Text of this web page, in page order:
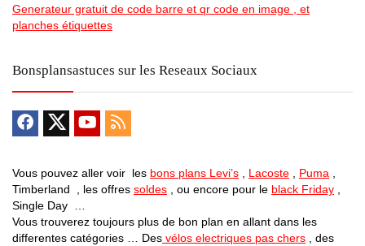
Generateur gratuit de code barre et qr code en image , et
planches étiquettes
Bonsplansastuces sur les Reseaux Sociaux
Vous pouvez aller voir les bons plans Levi’s Lacoste Puma
Timberland , les offres soldes , ou encore pour le black Friday
Single Day …
Vous trouverez toujours plus de bon plan en allant dans les
differentes catégories … Des vélos electriques pas chers , des